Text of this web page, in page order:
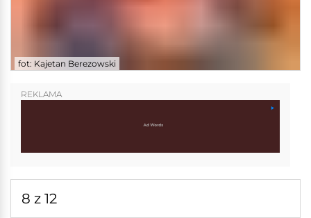
fot: Kajetan Berezowski
REKLAMA
8 z 12